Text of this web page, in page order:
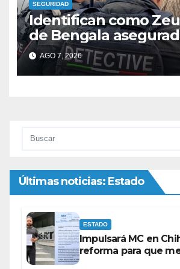
SEGURIDAD
Identifican como
de Bengala
colonia Fronteriza;
que hay más animales
exóticos
AGO 7, 2026
Últimas noticias: Estado
ESTADO
Impulsará MC en
reforma para que